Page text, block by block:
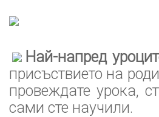
Най-напред
присъствието на
провеждате урока,
сами сте научили.